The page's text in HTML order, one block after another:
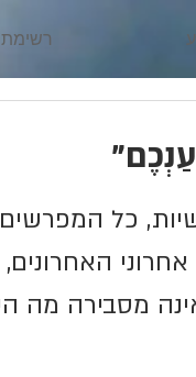
כל המפרשים
מסבירה מה